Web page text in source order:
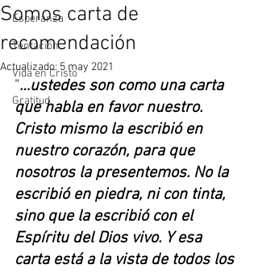
Esperanza
Tentación
Vida en Cristo
Gratitud
Somos carta de
recomendación
Actualizado: 5 may 2021
"…ustedes son como una carta
que habla en favor nuestro.
Cristo mismo la escribió en
nuestro corazón, para que
nosotros la presentemos. No la
escribió en piedra, ni con tinta,
sino que la escribió con el
Espíritu del Dios vivo. Y esa
carta está a la vista de todos los